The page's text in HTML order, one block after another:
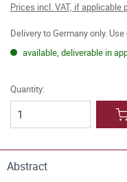
Prices incl. VAT, if applicable
Delivery to Germany only.
available, deliverable in
Quantity:
Abstract